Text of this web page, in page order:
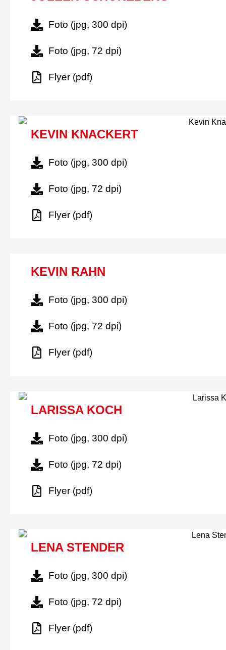
Foto (jpg, 300 dpi)
Foto (jpg, 72 dpi)
Flyer (pdf)
KEVIN KNACKERT
Foto (jpg, 300 dpi)
Foto (jpg, 72 dpi)
Flyer (pdf)
KEVIN RAHN
Foto (jpg, 300 dpi)
Foto (jpg, 72 dpi)
Flyer (pdf)
LARISSA KOCH
Foto (jpg, 300 dpi)
Foto (jpg, 72 dpi)
Flyer (pdf)
LENA STENDER
Foto (jpg, 300 dpi)
Foto (jpg, 72 dpi)
Flyer (pdf)